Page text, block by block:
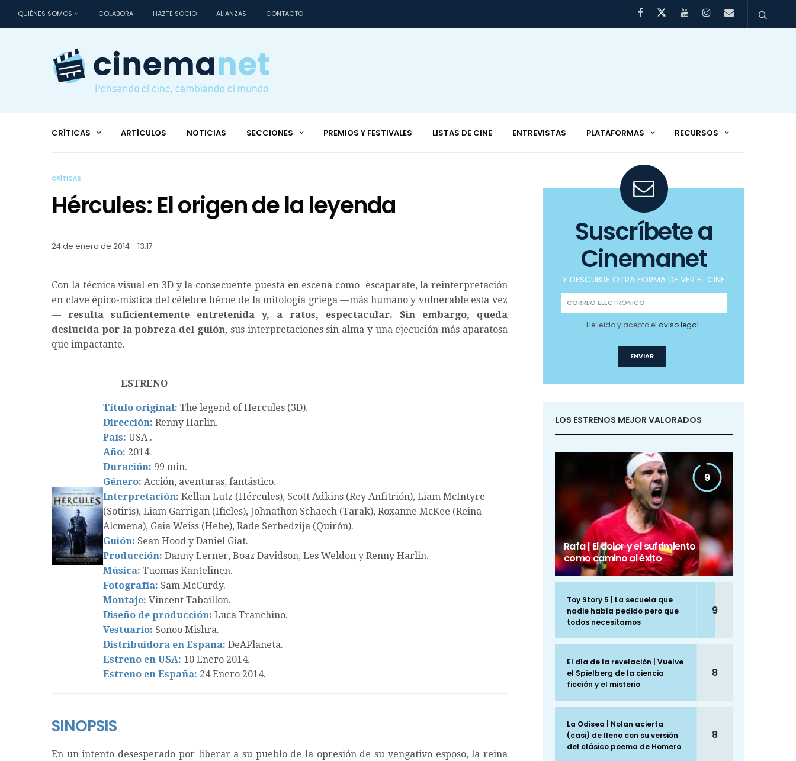
QUIÉNES SOMOS COLABORA HAZTE SOCIO ALIANZAS CONTACTO
CRÍTICAS ARTÍCULOS NOTICIAS SECCIONES PREMIOS Y FESTIVALES LISTAS DE CINE ENTREVISTAS PLATAFORMAS RECURSOS
CRÍTICAS
Hércules: El origen de la leyenda
24 de enero de 2014 - 13:17
Con la técnica visual en 3D y la consecuente puesta en escena como escaparate, la reinterpretación
en clave épico-mística del célebre héroe de la mitología griega —más humano y vulnerable esta vez
— resulta suficientemente entretenida y, a ratos, espectacular. Sin embargo, queda
deslucida por la pobreza del guión, sus interpretaciones sin alma y una ejecución más aparatosa
que impactante.
ESTRENO
Título original: The legend of Hercules (3D).
Dirección: Renny Harlin.
País: USA .
Año: 2014.
Duración: 99 min.
Género: Acción, aventuras, fantástico.
Interpretación: Kellan Lutz (Hércules), Scott Adkins (Rey Anfitrión), Liam McIntyre
(Sotiris), Liam Garrigan (Ificles), Johnathon Schaech (Tarak), Roxanne McKee (Reina
Alcmena), Gaia Weiss (Hebe), Rade Serbedzija (Quirón).
Guión: Sean Hood y Daniel Giat.
Producción: Danny Lerner, Boaz Davidson, Les Weldon y Renny Harlin.
Música: Tuomas Kantelinen.
Fotografía: Sam McCurdy.
Montaje: Vincent Tabaillon.
Diseño de producción: Luca Tranchino.
Vestuario: Sonoo Mishra.
Distribuidora en España: DeAPlaneta.
Estreno en USA: 10 Enero 2014.
Estreno en España: 24 Enero 2014.
SINOPSIS
En un intento desesperado por liberar a su pueblo de la opresión de su vengativo esposo, la reina
Suscríbete a
Cinemanet
Y DESCUBRE OTRA FORMA DE VER EL CINE
He leído y acepto elaviso legal.
LOS ESTRENOS MEJOR VALORADOS
9
Rafa | El dolor y el sufrimiento
como camino al éxito
Toy Story 5 | La secuela que
nadie había pedido pero que
todos necesitamos
9
El día de la revelación | Vuelve
el Spielberg de la ciencia
ficción y el misterio
8
La Odisea | Nolan acierta
(casi) de lleno con su versión
del clásico poema de Homero
8